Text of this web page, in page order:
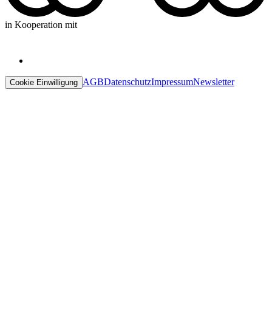
in Kooperation mit
Cookie Einwilligung AGBDatenschutzImpressumNewsletter